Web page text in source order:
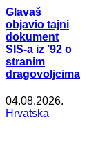
Glavaš
objavio tajni
dokument
SIS-a iz ’92 o
stranim
dragovoljcima
04.08.2026.
Hrvatska